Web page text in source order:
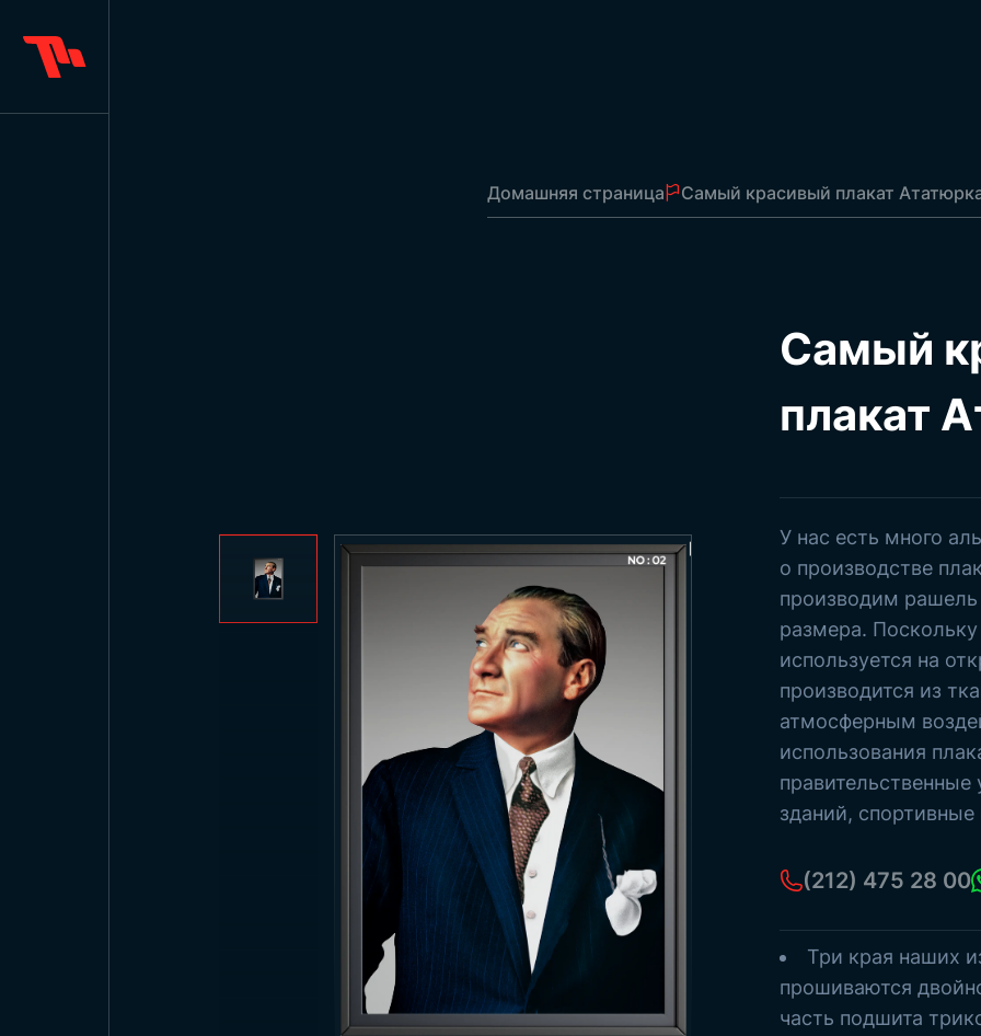
Парусные флаги
Рулон
Квадратные декоративные флаги
Старые турецкие государства
Морские стримеры
Смотреть все товары
Домашняя страница Самый красивый плакат
Самый
плакат
У нас есть много
о производстве
производим рашель
размера.
используется на
производится из
атмосферным
использования
зданий,
(212) 475 28 00
Три края наших
прошиваются
часть подшита